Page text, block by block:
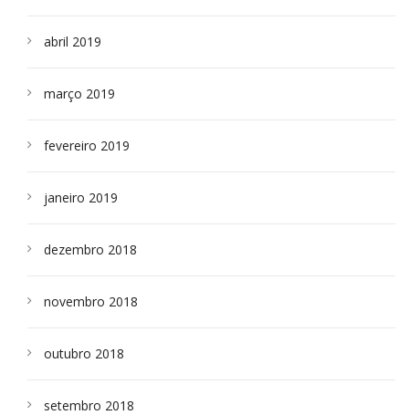
abril 2019
março 2019
fevereiro 2019
janeiro 2019
dezembro 2018
novembro 2018
outubro 2018
setembro 2018